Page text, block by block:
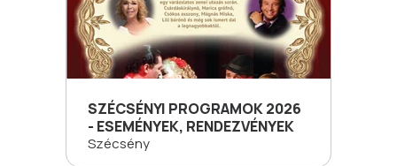
SZÉCSÉNYI PROGRAMOK 2026
- ESEMÉNYEK, RENDEZVÉNYEK
Szécsény